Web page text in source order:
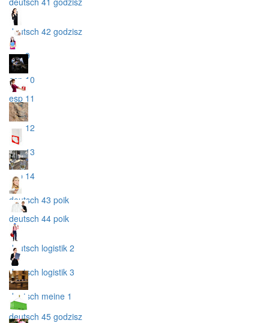
deutsch 42 godzisz
esp 9
esp 10
esp 11
esp 12
esp 13
esp 14
deutsch 43 poik
deutsch 44 poik
deutsch logistik 2
deutsch logistik 3
deutsch meine 1
deutsch 45 godzisz